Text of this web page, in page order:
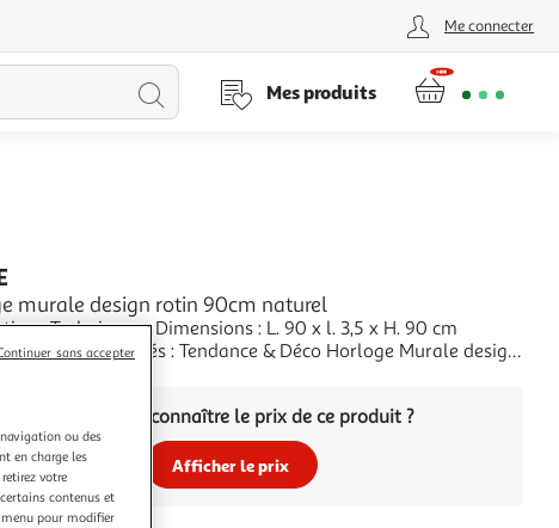
Me connecter
Lancer
Mes produits
murale design rotin 90cm naturel
: Dimensions : L. 90 x l. 3,5 x H. 90 cm
: Rotin Spécificités : Tendance & Déco Horloge Murale design
Vous voulez connaître le prix de ce produit ?
Afficher le prix
ou des
en charge les
votre
contenus et
menu pour modifier
sans accepter